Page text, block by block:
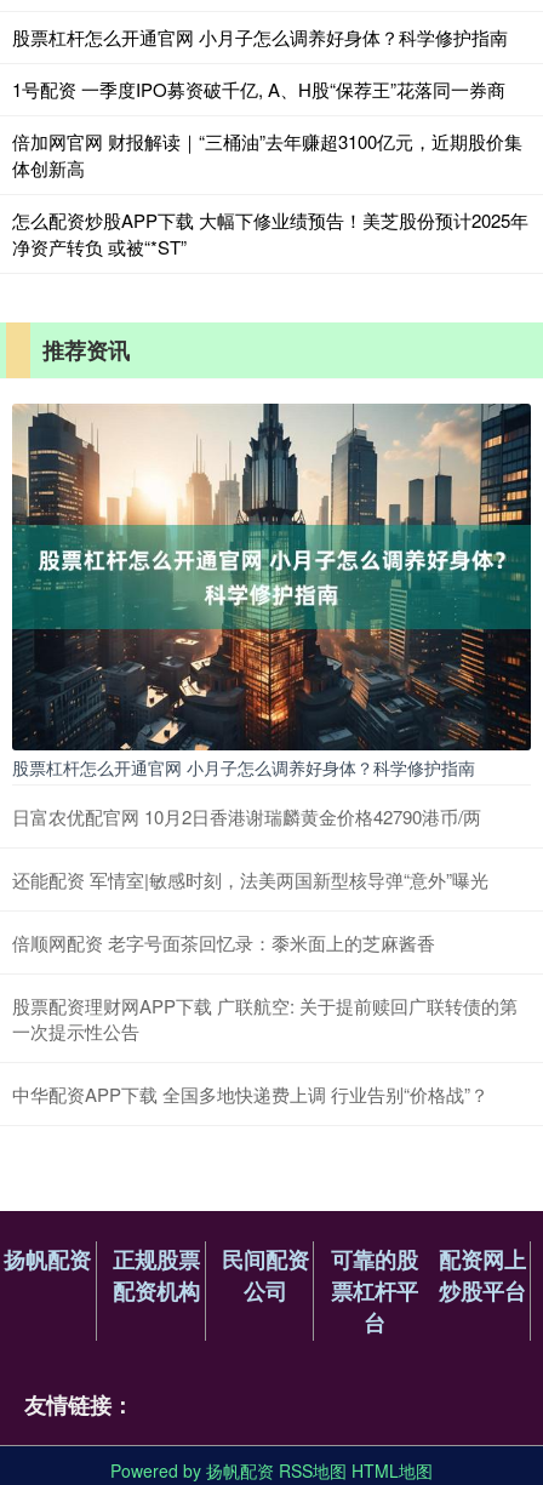
股票杠杆怎么开通官网 小月子怎么调养好身体？科学修护指南
1号配资 一季度IPO募资破千亿, A、H股“保荐王”花落同一券商
倍加网官网 财报解读｜“三桶油”去年赚超3100亿元，近期股价集
体创新高
怎么配资炒股APP下载 大幅下修业绩预告！美芝股份预计2025年
净资产转负 或被“*ST”
推荐资讯
股票杠杆怎么开通官网 小月子怎么调养好身体？科学修护指南
日富农优配官网 10月2日香港谢瑞麟黄金价格42790港币/两
还能配资 军情室|敏感时刻，法美两国新型核导弹“意外”曝光
倍顺网配资 老字号面茶回忆录：黍米面上的芝麻酱香
股票配资理财网APP下载 广联航空: 关于提前赎回广联转债的第
一次提示性公告
中华配资APP下载 全国多地快递费上调 行业告别“价格战”？
扬帆配资
正规股票
配资机构
民间配资
公司
可靠的股
票杠杆平
台
配资网上
炒股平台
友情链接：
Powered by 扬帆配资 RSS地图 HTML地图